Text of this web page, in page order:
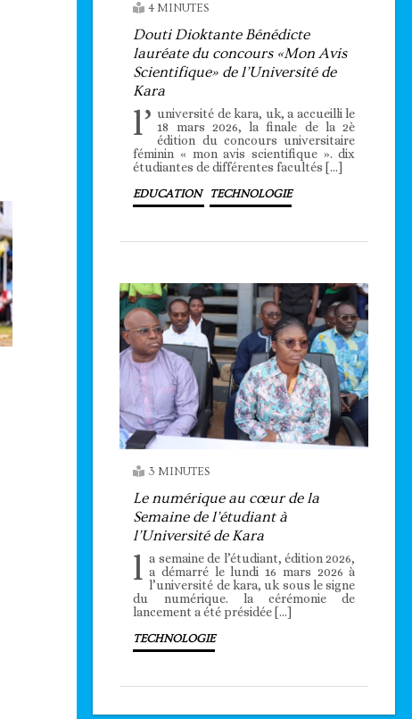
4 MINUTES
Douti Dioktante Bénédicte
lauréate du concours «Mon Avis
Scientifique» de l’Université de
Kara
l’ université de kara, uk, a accueilli le
18 mars 2026, la finale de la 2è
édition du concours universitaire
féminin « mon avis scientifique ». dix
étudiantes de différentes facultés […]
EDUCATION TECHNOLOGIE
3 MINUTES
Le numérique au cœur de la
Semaine de l’étudiant à
l’Université de Kara
l a semaine de l’étudiant, édition 2026,
a démarré le lundi 16 mars 2026 à
l’université de kara, uk sous le signe
du numérique. la cérémonie de
lancement a été présidée […]
TECHNOLOGIE